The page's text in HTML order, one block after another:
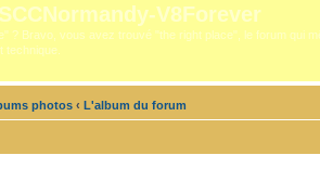
V8Forever
? Bravo, vous avez trouvé "the right place", le forum qui
photos ‹ L'album du forum